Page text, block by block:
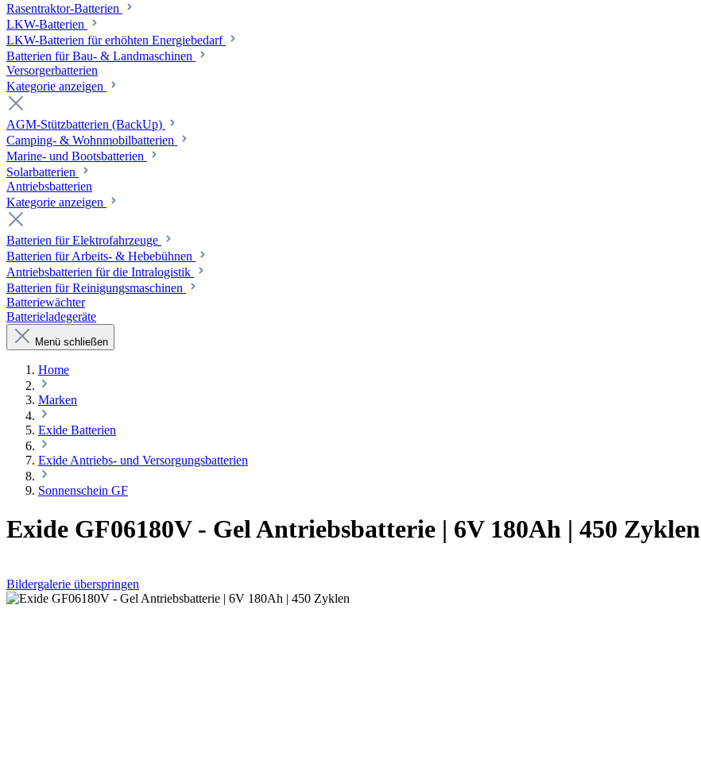
Rasentraktor-Batterien
LKW-Batterien
LKW-Batterien für erhöhten Energiebedarf
Batterien für Bau- & Landmaschinen
Versorgerbatterien
Kategorie anzeigen
AGM-Stützbatterien (BackUp)
Camping- & Wohnmobilbatterien
Marine- und Bootsbatterien
Solarbatterien
Antriebsbatterien
Kategorie anzeigen
Batterien für Elektrofahrzeuge
Batterien für Arbeits- & Hebebühnen
Antriebsbatterien für die Intralogistik
Batterien für Reinigungsmaschinen
Batteriewächter
Batterieladegeräte
Menü schließen
Home
Marken
Exide Batterien
Exide Antriebs- und Versorgungsbatterien
Sonnenschein GF
Exide GF06180V - Gel Antriebsbatterie | 6V 180Ah | 450 Zyklen
Bildergalerie überspringen